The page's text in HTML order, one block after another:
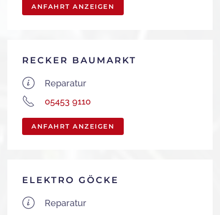
ANFAHRT ANZEIGEN
RECKER BAUMARKT
Reparatur
05453 9110
ANFAHRT ANZEIGEN
ELEKTRO GÖCKE
Reparatur